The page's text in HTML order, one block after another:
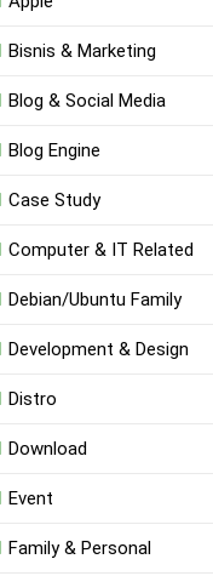
Bisnis & Marketing
Blog & Social Media
Blog Engine
Case Study
Computer & IT Related
Debian/Ubuntu Family
Development & Design
Distro
Download
Event
Family & Personal